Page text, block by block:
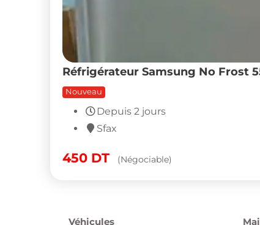
Réfrigérateur Samsung No Frost
Nouveau
Depuis 2 jours
Sfax
450 DT (Négociable)
Véhicules